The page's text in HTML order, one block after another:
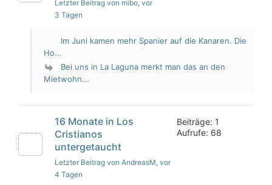
Letzter Beitrag von mibo, vor
3 Tagen
Im Juni kamen mehr Spanier auf die Kanaren. Die
Ho...
Bei uns in La Laguna merkt man das an den
Mietwohn...
16 Monate in Los
Cristianos
untergetaucht
Letzter Beitrag von AndreasM, vor
4 Tagen
Beiträge: 1
Aufrufe: 68